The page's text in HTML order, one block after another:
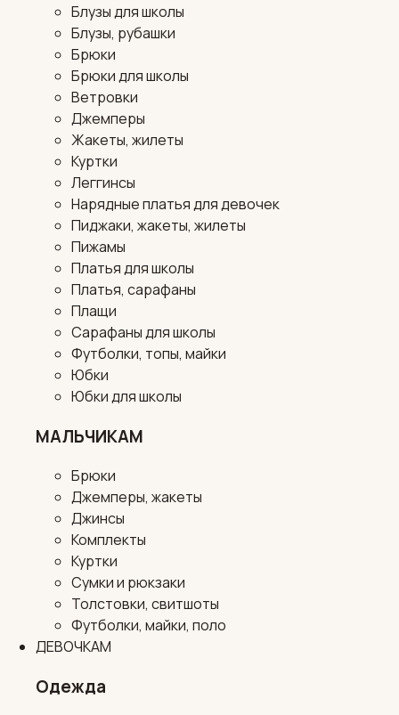
Блузы для школы
Блузы, рубашки
Брюки
Брюки для школы
Ветровки
Джемперы
Жакеты, жилеты
Куртки
Леггинсы
Нарядные платья для девочек
Пиджаки, жакеты, жилеты
Пижамы
Платья для школы
Платья, сарафаны
Плащи
Сарафаны для школы
Футболки, топы, майки
Юбки
Юбки для школы
МАЛЬЧИКАМ
Брюки
Джемперы, жакеты
Джинсы
Комплекты
Куртки
Сумки и рюкзаки
Толстовки, свитшоты
Футболки, майки, поло
ДЕВОЧКАМ
Одежда